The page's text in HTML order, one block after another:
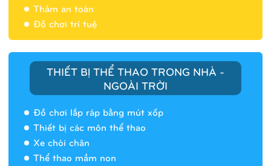
Thảm an toàn
Đồ chơi trí tuệ
THIẾT BỊ THỂ THAO TRONG NHÀ -
NGOÀI TRỜI
Đồ chơi lắp ráp bằng mút xốp
Thiết bị các môn thể thao
Xe chòi chân
Thể thao mầm non